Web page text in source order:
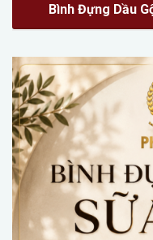
Bình Đựng Dầu